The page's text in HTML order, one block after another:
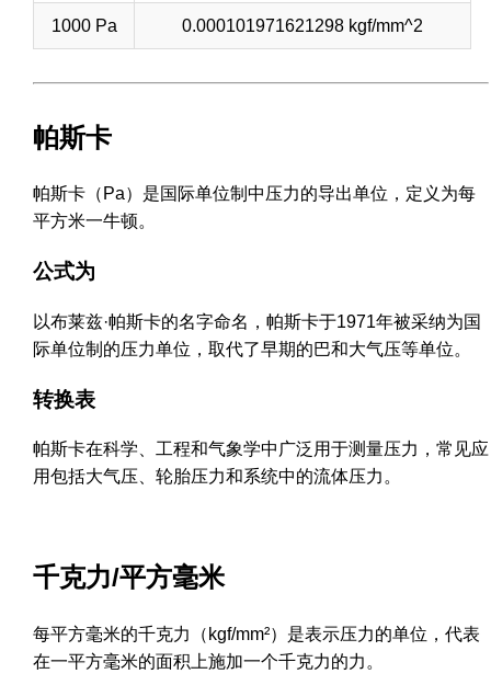
1000 Pa 0.000101971621298 kgf/mm^2
帕斯卡
帕斯卡（Pa）是国际单位制中压力的导出单位，定义为每
平方米一牛顿。
公式为
以布莱兹·帕斯卡的名字命名，帕斯卡于1971年被采纳为国
际单位制的压力单位，取代了早期的巴和大气压等单位。
转换表
帕斯卡在科学、工程和气象学中广泛用于测量压力，常见应
用包括大气压、轮胎压力和系统中的流体压力。
千克力/平方毫米
每平方毫米的千克力（kgf/mm²）是表示压力的单位，代表
在一平方毫米的面积上施加一个千克力的力。